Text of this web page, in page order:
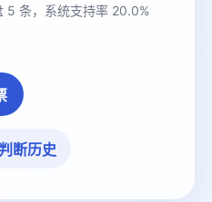
5 条，系统支持率 20.0%
断历史